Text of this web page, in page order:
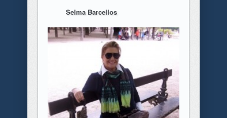
Selma Barcellos